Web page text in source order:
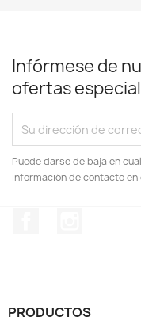
Infórmese de
ofertas
Puede darse de baja en
información de contacto en
PRODUCTOS